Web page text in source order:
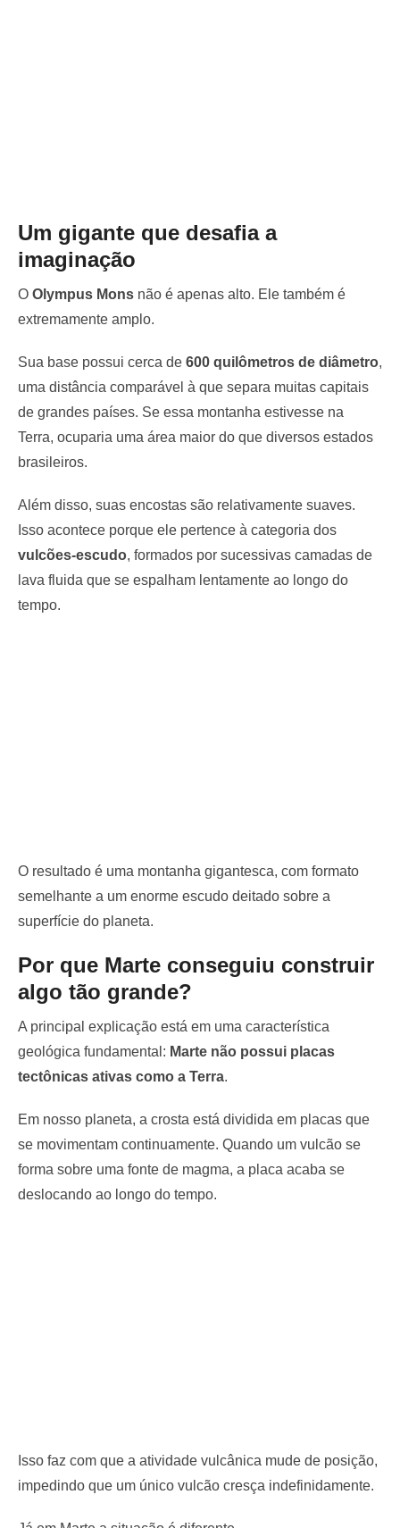
Um gigante que desafia a
imaginação
O Olympus Mons não é apenas alto. Ele também é
extremamente amplo.
Sua base possui cerca de 600 quilômetros de diâmetro,
uma distância comparável à que separa muitas capitais
de grandes países. Se essa montanha estivesse na
Terra, ocuparia uma área maior do que diversos estados
brasileiros.
Além disso, suas encostas são relativamente suaves.
Isso acontece porque ele pertence à categoria dos
vulcões-escudo, formados por sucessivas camadas de
lava fluida que se espalham lentamente ao longo do
tempo.
O resultado é uma montanha gigantesca, com formato
semelhante a um enorme escudo deitado sobre a
superfície do planeta.
Por que Marte conseguiu construir
algo tão grande?
A principal explicação está em uma característica
geológica fundamental: Marte não possui placas
tectônicas ativas como a Terra.
Em nosso planeta, a crosta está dividida em placas que
se movimentam continuamente. Quando um vulcão se
forma sobre uma fonte de magma, a placa acaba se
deslocando ao longo do tempo.
Isso faz com que a atividade vulcânica mude de posição,
impedindo que um único vulcão cresça indefinidamente.